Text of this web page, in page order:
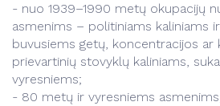
- nuo 1939–1990 metų okupacijų
asmenims – politiniams kaliniams
buvusiems getų, koncentracijos ar
prievartinių stovyklų kaliniams,
vyresniems;
- 80 metų ir vyresniems